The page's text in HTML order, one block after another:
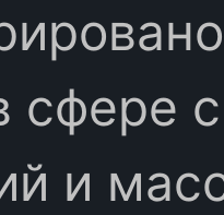
сфере
и